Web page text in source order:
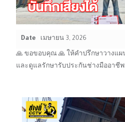
Date เมษายน 3, 2026
🙏 ขอขอบคุณ 🙏 ให้คำปรึกษาวางแผ
และดูแลรักษารับประกันช่างมืออาชี